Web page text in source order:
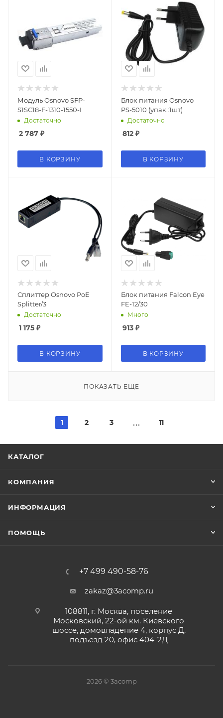
Модуль Osnovo SFP-
S1SC18-F-1310-1550-I
Достаточно
2 787 ₽
В КОРЗИНУ
Блок питания Osnovo
PS-5010 (упак.:1шт)
Достаточно
812₽
В КОРЗИНУ
Сплиттер Osnovo PoE
Splitter/3
Достаточно
1 175 ₽
В КОРЗИНУ
Блок питания Falcon Eye
FE-12/30
Много
913₽
В КОРЗИНУ
ПОКАЗАТЬ ЕЩЕ
1 2 3 11
КАТАЛОГ
КОМПАНИЯ
ИНФОРМАЦИЯ
ПОМОЩЬ
+7 499 490-58-76
zakaz@3acomp.ru
108811, г. Москва, поселение
Московский, 22-ой км. Киевского
шоссе, домовладение 4, корпус Д,
подъезд 20, офис 404-2Д
2026 © 3acomp